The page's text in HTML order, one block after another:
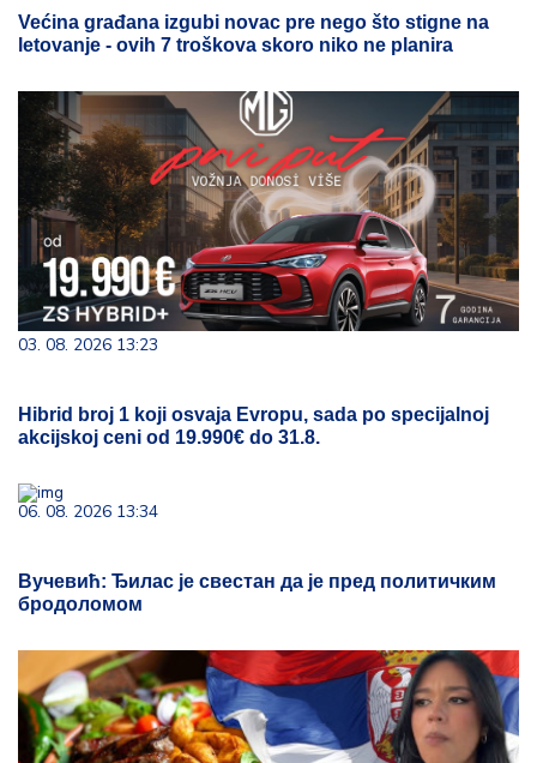
Većina građana izgubi novac pre nego što stigne na
letovanje - ovih 7 troškova skoro niko ne planira
03. 08. 2026 13:23
Hibrid broj 1 koji osvaja Evropu, sada po specijalnoj
akcijskoj ceni od 19.990€ do 31.8.
06. 08. 2026 13:34
Вучевић: Ђилас је свестан да је пред политичким
бродоломом